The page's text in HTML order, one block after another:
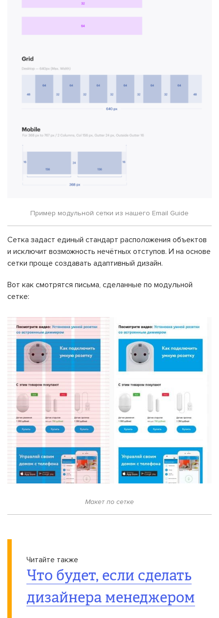
Пример модульной сетки из нашего Email Guide
Сетка задаст единый стандарт расположения объектов
и исключит возможность нечётных отступов. И на основе
сетки проще создавать адаптивный дизайн.
Вот как смотрятся письма, сделанные по модульной
сетке:
Макет по сетке
Читайте также
Что будет, если сделать
дизайнера менеджером